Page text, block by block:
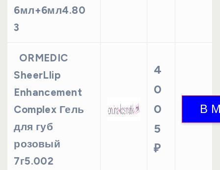
6мл+6мл4.80
3
ORMEDIC
SheerLlip
Enhancement
Complex Гель
для губ
розовый
7г5.002
4
0
0
5
₽